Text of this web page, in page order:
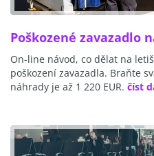
Poškozené zavazadlo
On-line návod, co dělat na
poškození zavazadla. Braňte
náhrady je až 1 220 EUR. číst